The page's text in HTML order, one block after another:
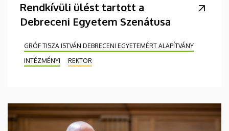
Rendkívüli ülést tartott a
Debreceni Egyetem Szenátusa
GRÓF TISZA ISTVÁN DEBRECENI EGYETEMÉRT ALAPÍTVÁNY
INTÉZMÉNYI
REKTOR